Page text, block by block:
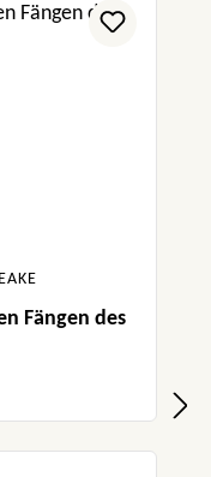
Fängen des